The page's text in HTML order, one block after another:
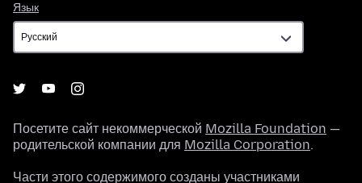
Язык
Посетите сайт некоммерческой Mozilla Foundation —
родительской компании для Mozilla Corporation.
Части этого содержимого созданы участниками